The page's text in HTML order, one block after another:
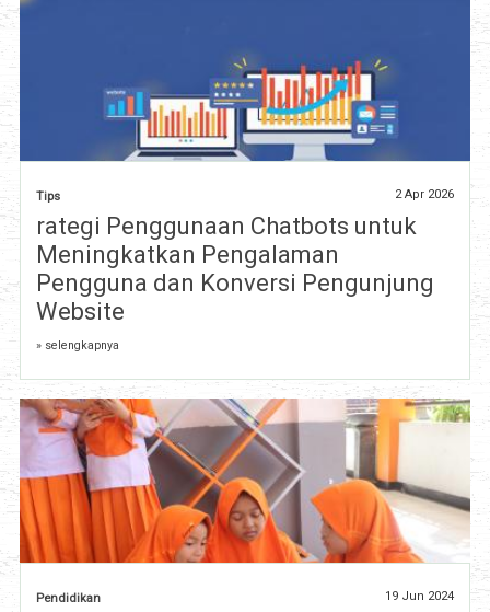
Tips 2 Apr 2026
rategi Penggunaan Chatbots untuk
Meningkatkan Pengalaman
Pengguna dan Konversi Pengunjung
Website
» selengkapnya
Pendidikan 19 Jun 2024